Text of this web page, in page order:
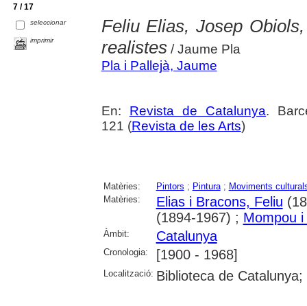
7 / 17
seleccionar
imprimir
Feliu Elias, Josep
realistes/ Jaume Pla
Pla i Pallejà, Jaume
En: Revista de Catalunya.
121 (Revista de les Arts)
Matèries: Pintors ; Pintura; Moviments
Matèries:
Elias i Bracons, Feliu
(1894-1967) ; Mompou
Àmbit: Catalunya
Cronologia: [1900 - 1968]
Localització: Biblioteca de